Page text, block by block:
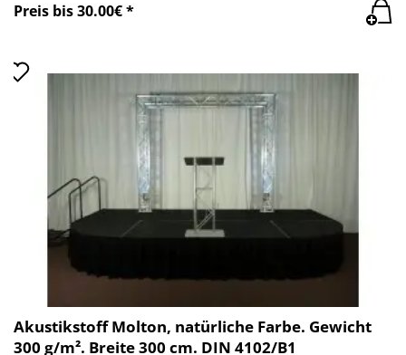
Preis bis 30.00€ *
Akustikstoff Molton, natürliche Farbe. Gewicht
300 g/m². Breite 300 cm. DIN 4102/B1